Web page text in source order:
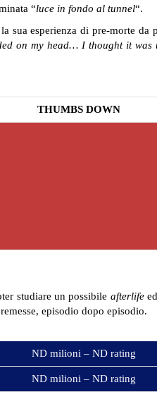
“luce in fondo al tunnel“.
sua esperienza di pre-morte da
on my head… I thought it was
THUMBS DOWN
studiare un possibile afterlife
episodio dopo episodio.
ND milioni – ND rating
ND milioni – ND rating